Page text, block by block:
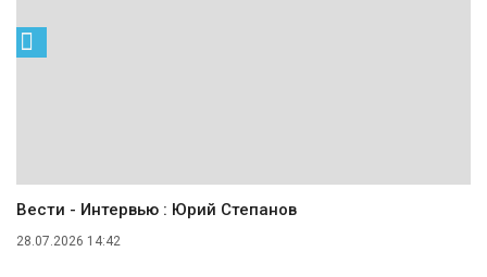
Вести - Интервью : Юрий Степанов
28.07.2026 14:42